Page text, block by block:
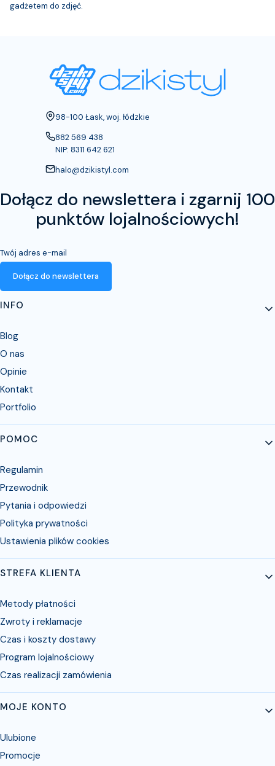
gadżetem do zdjęć.
Adres:
98-100 Łask, woj. łódzkie
882 569 438
NIP: 8311 642 621
halo@dzikistyl.com
Dołącz do newslettera i zgarnij 100
punktów lojalnościowych!
Twój adres e-mail
Dołącz do newslettera
Linki w stopce
INFO
Blog
O nas
Opinie
Kontakt
Portfolio
POMOC
Regulamin
Przewodnik
Pytania i odpowiedzi
Polityka prywatności
Ustawienia plików cookies
STREFA KLIENTA
Metody płatności
Zwroty i reklamacje
Czas i koszty dostawy
Program lojalnościowy
Czas realizacji zamówienia
MOJE KONTO
Ulubione
Promocje